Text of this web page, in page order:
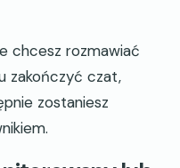
chcesz rozmawiać
zakończyć czat,
zostaniesz